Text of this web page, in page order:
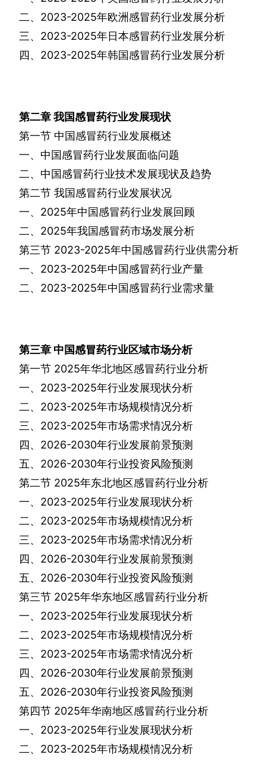
二、 2023-2025年欧洲感冒药行业发展分析
三、 2023-2025年日本感冒药行业发展分析
四、 2023-2025年韩国感冒药行业发展分析
第二章我国感冒药行业发展现状
第一节 中国感冒药行业发展概述
一、中国感冒药行业发展面临问题
二、中国感冒药行业技术发展现状及趋势
第二节 我国感冒药行业发展状况
一、 2025年中国感冒药行业发展回顾
二、 2025年我国感冒药市场发展分析
第三节 2023-2025年中国感冒药行业供需分析
一、 2023-2025年中国感冒药行业产量
二、 2023-2025年中国感冒药行业需求量
第三章 中国感冒药行业区域市场分析
第一节 2025年华北地区感冒药行业分析
一、 2023-2025年行业发展现状分析
二、 2023-2025年市场规模情况分析
三、 2023-2025年市场需求情况分析
四、 2026-2030年行业发展前景预测
五、 2026-2030年行业投资风险预测
第二节 2025年东北地区感冒药行业分析
一、 2023-2025年行业发展现状分析
二、 2023-2025年市场规模情况分析
三、 2023-2025年市场需求情况分析
四、 2026-2030年行业发展前景预测
五、 2026-2030年行业投资风险预测
第三节 2025年华东地区感冒药行业分析
一、 2023-2025年行业发展现状分析
二、 2023-2025年市场规模情况分析
三、 2023-2025年市场需求情况分析
四、 2026-2030年行业发展前景预测
五、 2026-2030年行业投资风险预测
第四节 2025年华南地区感冒药行业分析
一、 2023-2025年行业发展现状分析
二、 2023-2025年市场规模情况分析